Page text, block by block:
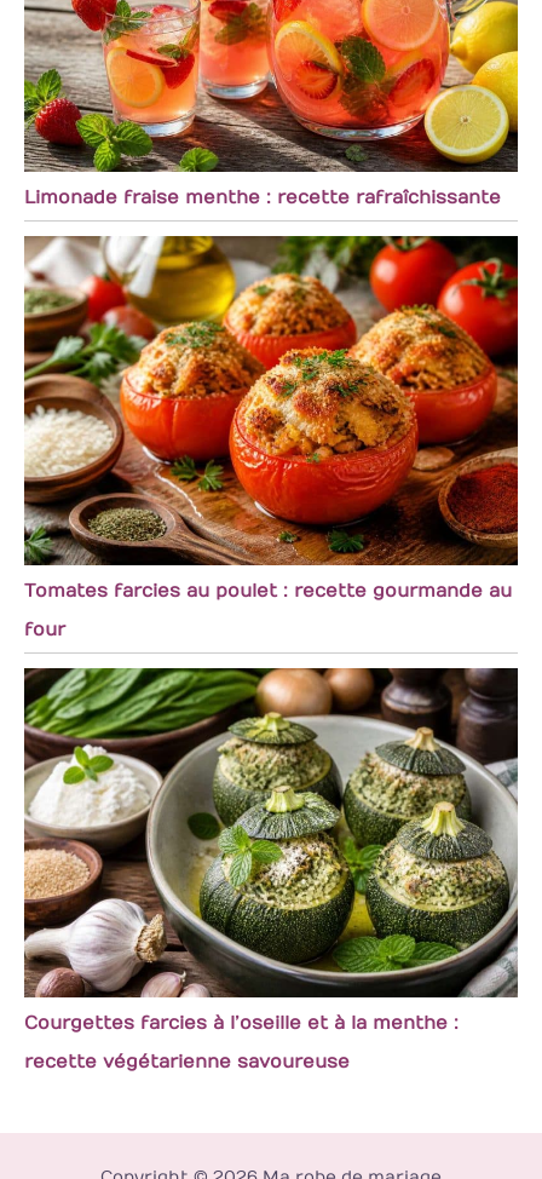
Limonade fraise menthe : recette rafraîchissante
Tomates farcies au poulet : recette gourmande au
four
Courgettes farcies à l’oseille et à la menthe :
recette végétarienne savoureuse